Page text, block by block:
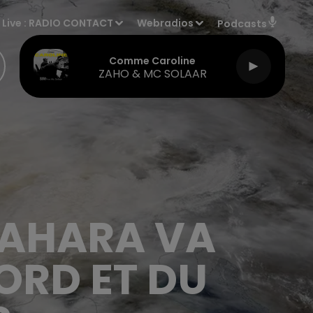
Live : RADIO CONTACT Webradios Podcasts
Comme Caroline
ZAHO & MC SOLAAR
VA
ET DU